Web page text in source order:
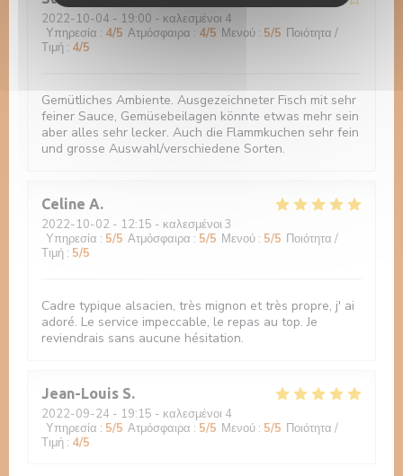
2022-10-04 - 19:00 - καλεσμένοι 4
Υπηρεσία : 4/5 Ατμόσφαιρα : 4/5 Μενού : 5/5 Ποιότητα /
Τιμή : 4/5
Gemütliches Ambiente. Ausgezeichneter Fisch mit sehr
feiner Sauce, Gemüsebeilagen könnte etwas mehr sein
aber alles sehr lecker. Auch die Flammkuchen sehr fein
und grosse Auswahl/verschiedene Sorten.
Celine A
2022-10-02 - 12:15 - καλεσμένοι 3
Υπηρεσία : 5/5 Ατμόσφαιρα : 5/5 Μενού : 5/5 Ποιότητα /
Τιμή : 5/5
Cadre typique alsacien, très mignon et très propre, j' ai
adoré. Le service impeccable, le repas au top. Je
reviendrais sans aucune hésitation.
Jean-Louis S
2022-09-24 - 19:15 - καλεσμένοι 4
Υπηρεσία : 5/5 Ατμόσφαιρα : 5/5 Μενού : 5/5 Ποιότητα /
Τιμή : 4/5